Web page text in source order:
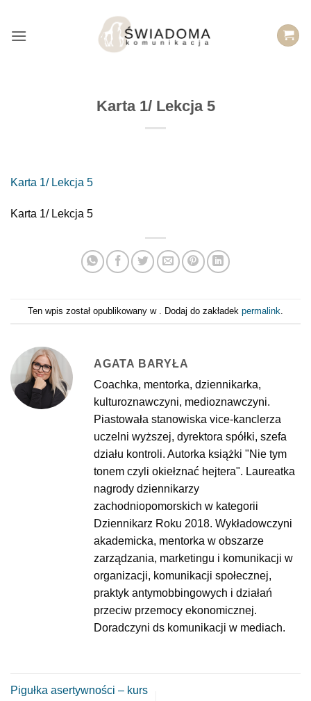
treści
Karta 1/ Lekcja 5
Karta 1/ Lekcja 5
Karta 1/ Lekcja 5
Ten wpis został opublikowany w . Dodaj do zakładek permalink
AGATA BARYŁA
Coachka, mentorka, dziennikarka,
kulturoznawczyni, medioznawczyni.
Piastowała stanowiska vice-kanclerza
uczelni wyższej, dyrektora spółki, szefa
działu kontroli. Autorka książki "Nie tym
tonem czyli okiełznać hejtera". Laureatka
nagrody dziennikarzy
zachodniopomorskich w kategorii
Dziennikarz Roku 2018. Wykładowczyni
akademicka, mentorka w obszarze
zarządzania, marketingu i komunikacji w
organizacji, komunikacji społecznej,
praktyk antymobbingowych i działań
przeciw przemocy ekonomicznej.
Doradczyni ds komunikacji w mediach.
Pigułka asertywności – kurs